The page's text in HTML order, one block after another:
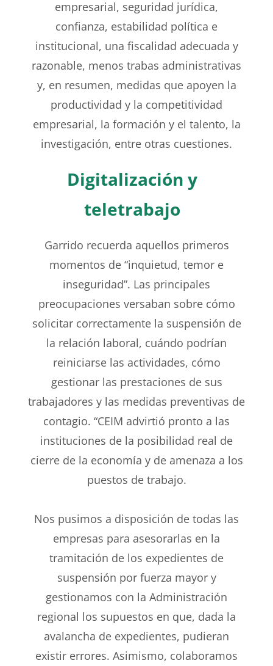
empresarial, seguridad jurídica,
confianza, estabilidad política e
institucional, una fiscalidad adecuada y
razonable, menos trabas administrativas
y, en resumen, medidas que apoyen la
productividad y la competitividad
empresarial, la formación y el talento, la
investigación, entre otras cuestiones.
Digitalización y
teletrabajo
Garrido recuerda aquellos primeros
momentos de “inquietud, temor e
inseguridad”. Las principales
preocupaciones versaban sobre cómo
solicitar correctamente la suspensión de
la relación laboral, cuándo podrían
reiniciarse las actividades, cómo
gestionar las prestaciones de sus
trabajadores y las medidas preventivas de
contagio. “CEIM advirtió pronto a las
instituciones de la posibilidad real de
cierre de la economía y de amenaza a los
puestos de trabajo.
Nos pusimos a disposición de todas las
empresas para asesorarlas en la
tramitación de los expedientes de
suspensión por fuerza mayor y
gestionamos con la Administración
regional los supuestos en que, dada la
avalancha de expedientes, pudieran
existir errores. Asimismo, colaboramos